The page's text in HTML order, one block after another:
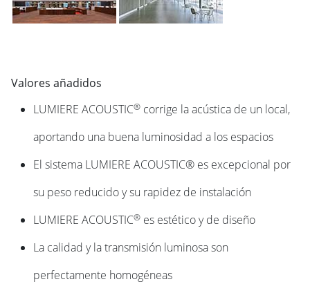
Valores añadidos
LUMIERE ACOUSTIC® corrige la acústica de un local,
aportando una buena luminosidad a los espacios
El sistema LUMIERE ACOUSTIC® es excepcional por
su peso reducido y su rapidez de instalación
LUMIERE ACOUSTIC® es estético y de diseño
La calidad y la transmisión luminosa son
perfectamente homogéneas